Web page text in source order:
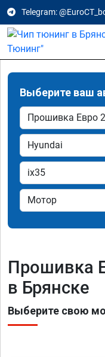
Telegram:
Выберите ваш
Прошивка
в Брянске
Выберите свою